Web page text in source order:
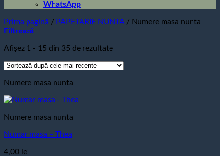
WhatsApp
Prima pagină / PAPETARIE NUNTA / Numere masa nunta
Filtrează
Afișez 1 - 15 din 35 de rezultateSortat
cele
Numere masa nunta
Numere masa nunta
Numar masa – Thea
4,00 lei